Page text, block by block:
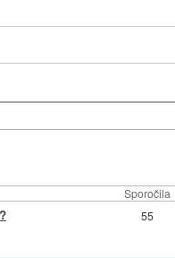
Sporočila
55